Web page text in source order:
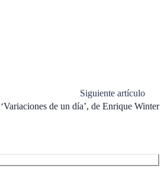
Siguiente artículo
de un día’, de Enrique Winter